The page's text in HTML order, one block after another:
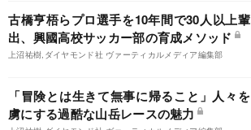
古橋亨梧らプロ選手を10年間で30人以上輩
出、興國高校サッカー部の育成メソッド
上沼祐樹,ダイヤモンド社 ヴァーティカルメディア編集部
「冒険とは生きて無事に帰ること」人々を
虜にする過酷な山岳レースの魅力